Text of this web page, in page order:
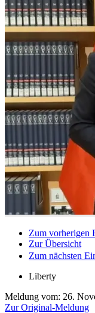
Zum vorherigen
Zur Übersicht
Zum nächsten
Liberty
Meldung vom: 26.
Zur Original-Meldung